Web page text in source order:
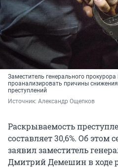
Заместитель генерального
проанализировать причины
преступлений
Источник: Александр Ощепков
Раскрываемость
составляет 30,6%. Об этом
заявил заместитель
Дмитрий Демешин в ходе